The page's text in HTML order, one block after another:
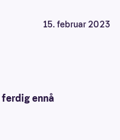
15. februar 2023
ennå